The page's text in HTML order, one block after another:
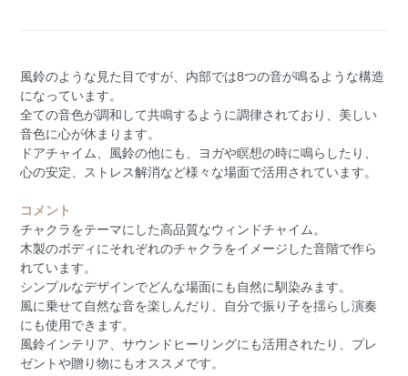
風鈴のような見た目ですが、内部では8つの音が鳴るような構造
になっています。
全ての音色が調和して共鳴するように調律されており、美しい
音色に心が休まります。
ドアチャイム、風鈴の他にも、ヨガや瞑想の時に鳴らしたり、
心の安定、ストレス解消など様々な場面で活用されています。
コメント
チャクラをテーマにした高品質なウィンドチャイム。
木製のボディにそれぞれのチャクラをイメージした音階で作ら
れています。
シンプルなデザインでどんな場面にも自然に馴染みます。
風に乗せて自然な音を楽しんだり、自分で振り子を揺らし演奏
にも使用できます。
風鈴インテリア、サウンドヒーリングにも活用されたり、プレ
ゼントや贈り物にもオススメです。